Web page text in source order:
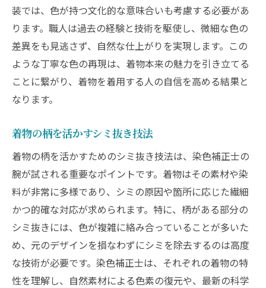
装では、色が持つ文化的な意味合いも考慮する必要があ
ります。職人は過去の経験と技術を駆使し、微細な色の
差異をも見逃さず、自然な仕上がりを実現します。この
ような丁寧な色の再現は、着物本来の魅力を引き立てる
ことに繋がり、着物を着用する人の自信を高める結果と
なります。
着物の柄を活かすシミ抜き技法
着物の柄を活かすためのシミ抜き技法は、染色補正士の
腕が試される重要なポイントです。着物はその素材や染
料が非常に多様であり、シミの原因や箇所に応じた繊細
かつ的確な対応が求められます。特に、柄がある部分の
シミ抜きには、色が複雑に絡み合っていることが多いた
め、元のデザインを損なわずにシミを除去するのは高度
な技術が必要です。染色補正士は、それぞれの着物の特
性を理解し、自然素材による色素の復元や、最新の科学